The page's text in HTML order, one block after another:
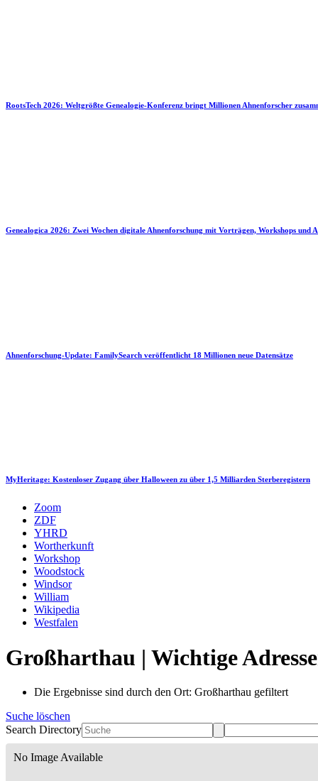
RootsTech 2026: Weltgrößte Genealogie-Konferenz bringt Millionen Ahnenforscher
Genealogica 2026: Zwei Wochen digitale Ahnenforschung mit Vorträgen, Workshops und
Ahnenforschung-Update: FamilySearch veröffentlicht 18 Millionen neue Datensätze
MyHeritage: Kostenloser Zugang über Halloween zu über 1,5 Milliarden Sterberegistern
Zoom
ZDF
YHRD
Wortherkunft
Workshop
Woodstock
Windsor
William
Wikipedia
Westfalen
Großharthau | Wichtige
Die Ergebnisse sind durch den Ort: Großharthau gefiltert
Suche löschen
Search Directory
No Image Available